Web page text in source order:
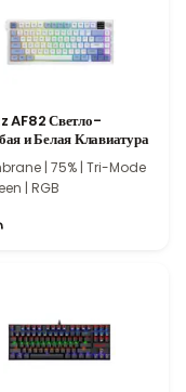
с
на новый
AF82 Светло-
и Белая Клавиатура
| 75% | Tri-Mode
| RGB